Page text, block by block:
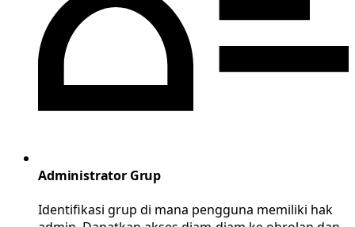
Administrator Grup
Identifikasi grup di mana pengguna memiliki hak